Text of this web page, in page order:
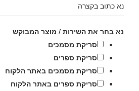
נא כתוב בקצרה
נא בחר את השירות / מוצר המבוקש
סריקת מסמכים
סריקת ספרים
סריקת מסמכים באתר הלקוח
סריקת ספרים באתר הלקוח